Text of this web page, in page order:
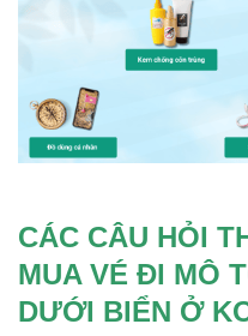
CÁC CÂU HỎI
MUA VÉ ĐI MÔ
DƯỚI BIỂN Ở